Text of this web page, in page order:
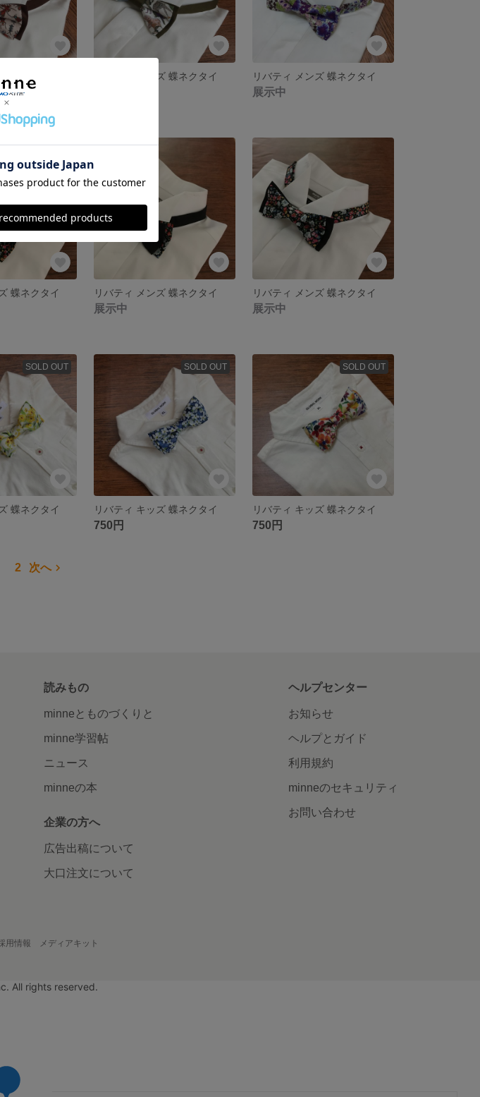
蝶ネクタイ リバティ メンズ 蝶ネクタイ リバティ メンズ 蝶ネクタイ
展示中
蝶ネクタイ リバティ メンズ 蝶ネクタイ
展示中
リバティ メンズ 蝶ネクタイ
展示中
SOLD OUT
蝶ネクタイ
SOLD OUT
リバティ キッズ 蝶ネクタイ
750円
SOLD OUT
リバティ キッズ 蝶ネクタイ
750円
2 次へ
読みもの
minneとものづくりと
minne学習帖
ニュース
minneの本
企業の方へ
広告出稿について
大口注文について
ヘルプセンター
お知らせ
ヘルプとガイド
利用規約
minneのセキュリティ
お問い合わせ
用情報 メディアキット
All rights reserved.